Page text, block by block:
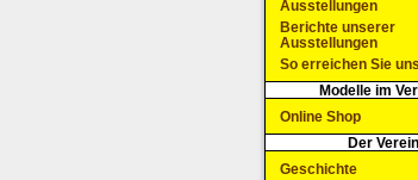
Ausstellungen
Berichte unserer
Ausstellungen
So erreichen Sie uns
Modelle im
Online Shop
Der Verein
Geschichte